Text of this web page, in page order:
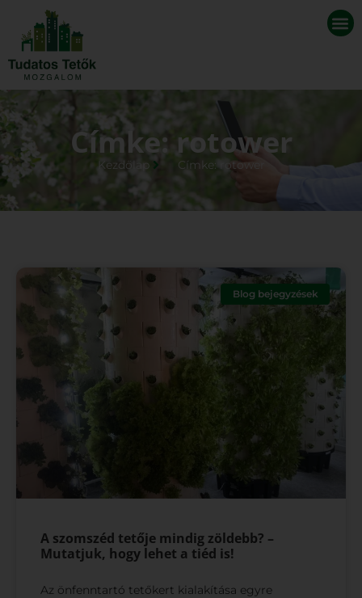
Címke: rotower
Kezdőlap Címke: rotower
Blog bejegyzések
A szomszéd tetője mindig zöldebb? –
Mutatjuk, hogy lehet a tiéd is!
Az önfenntartó tetőkert kialakítása egyre